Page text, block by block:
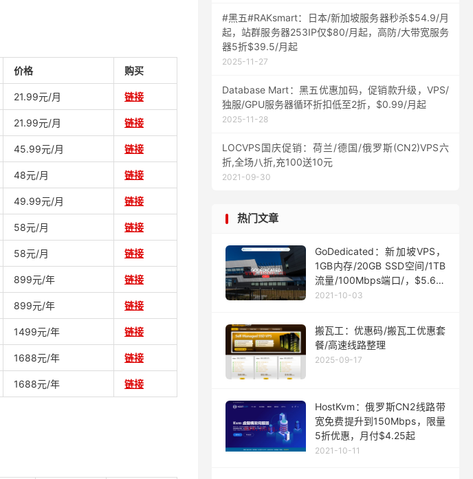
价格 购买
21.99元/月 链接
21.99元/月 链接
45.99元/月 链接
48元/月 链接
49.99元/月 链接
58元/月 链接
58元/月 链接
899元/年 链接
899元/年 链接
1499元/年 链接
1688元/年 链接
1688元/年 链接
#黑五#RAKsmart：日本/新加坡服务器秒杀$54.9/月
起，站群服务器253IP仅$80/月起，高防/大带宽服务
器5折$39.5/月起
2025-11-27
Database Mart：黑五优惠加码，促销款升级，VPS/
独服/GPU服务器循环折扣低至2折，$0.99/月起
2025-11-28
LOCVPS国庆促销：荷兰/德国/俄罗斯(CN2)VPS六
折,全场八折,充100送10元
2021-09-30
热门文章
GoDedicated：新加坡VPS，
1GB内存/20GB SSD空间/1TB
流量/100Mbps端口/，$5.63/
月起
2021-10-03
搬瓦工：优惠码/搬瓦工优惠套
餐/高速线路整理
2025-09-17
HostKvm：俄罗斯CN2线路带
宽免费提升到150Mbps，限量
5折优惠，月付$4.25起
2021-10-11